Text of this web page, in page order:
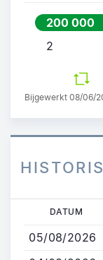
200 000
2
Bijgewerkt 08/06/
Overslaan
naar
DATUM
05/08/2026